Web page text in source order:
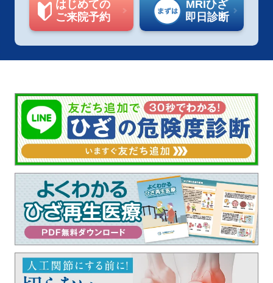
はじめての
ご来院予約
MRIひざ
即日診断